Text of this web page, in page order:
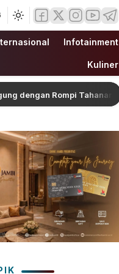
Infotainment
Kuliner
Rompi Tahanan